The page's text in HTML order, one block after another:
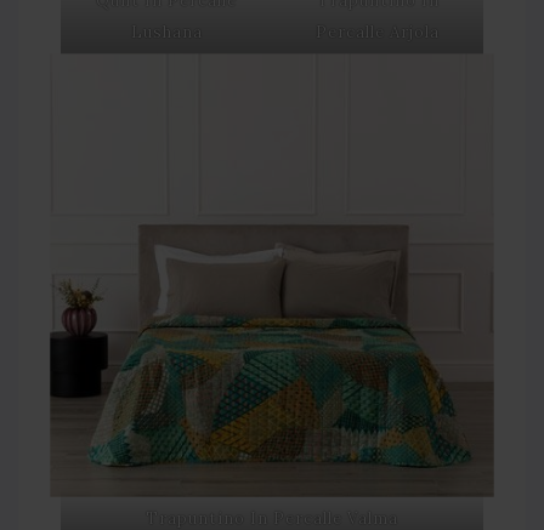
Lushana
Percalle Arjola
Trapuntino In Percalle Valma